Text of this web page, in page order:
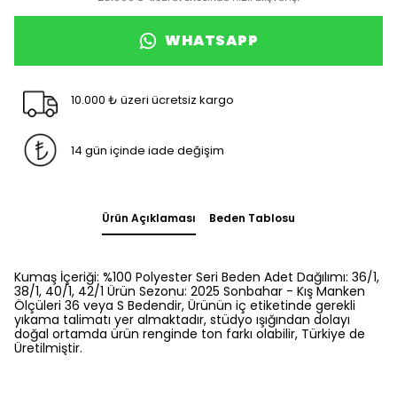
WHATSAPP
10.000 ₺ üzeri ücretsiz kargo
14 gün içinde iade değişim
Ürün Açıklaması Beden Tablosu
Kumaş İçeriği: %100 Polyester Seri Beden Adet Dağılımı: 36/1,
38/1, 40/1, 42/1 Ürün Sezonu: 2025 Sonbahar - Kış Manken
Ölçüleri 36 veya S Bedendir, Ürünün iç etiketinde gerekli
yıkama talimatı yer almaktadır, stüdyo ışığından dolayı
doğal ortamda ürün renginde ton farkı olabilir, Türkiye de
Üretilmiştir.